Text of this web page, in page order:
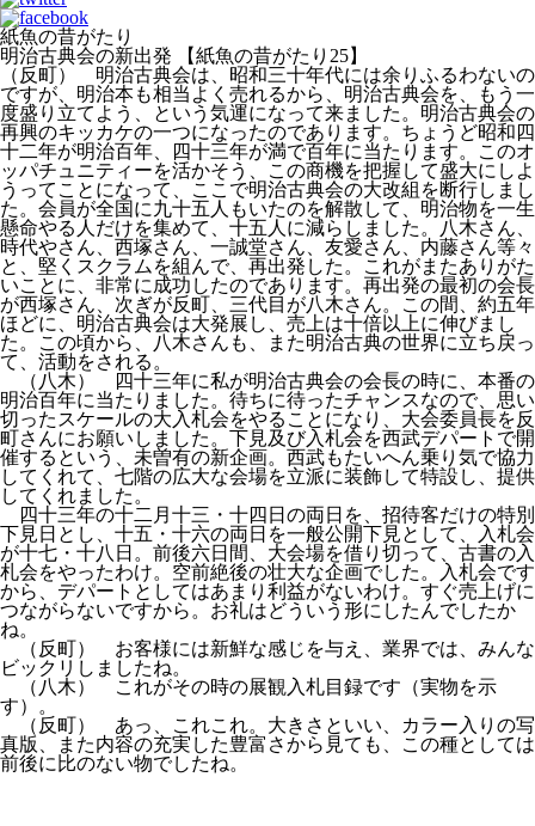
紙魚の昔がたり
明治古典会の新出発 【紙魚の昔がたり25】
（反町） 明治古典会は、昭和三十年代には余りふるわないの
ですが、明治本も相当よく売れるから、明治古典会を、もう一
度盛り立てよう、という気運になって来ました。明治古典会の
再興のキッカケの一つになったのであります。ちょうど昭和四
十二年が明治百年、四十三年が満で百年に当たります。このオ
ッパチュニティーを活かそう、この商機を把握して盛大にしよ
うってことになって、ここで明治古典会の大改組を断行しまし
た。会員が全国に九十五人もいたのを解散して、明治物を一生
懸命やる人だけを集めて、十五人に減らしました。八木さん、
時代やさん、西塚さん、一誠堂さん、友愛さん、内藤さん等々
と、堅くスクラムを組んで、再出発した。これがまたありがた
いことに、非常に成功したのであります。再出発の最初の会長
が西塚さん、次ぎが反町、三代目が八木さん。この間、約五年
ほどに、明治古典会は大発展し、売上は十倍以上に伸びまし
た。この頃から、八木さんも、また明治古典の世界に立ち戻っ
て、活動をされる。
（八木） 四十三年に私が明治古典会の会長の時に、本番の
明治百年に当たりました。待ちに待ったチャンスなので、思い
切ったスケールの大入札会をやることになり、大会委員長を反
町さんにお願いしました。下見及び入札会を西武デパートで開
催するという、未曽有の新企画。西武もたいへん乗り気で協力
してくれて、七階の広大な会場を立派に装飾して特設し、提供
してくれました。
四十三年の十二月十三・十四日の両日を、招待客だけの特別
下見日とし、十五・十六の両日を一般公開下見として、入札会
が十七・十八日。前後六日間、大会場を借り切って、古書の入
札会をやったわけ。空前絶後の壮大な企画でした。入札会です
から、デパートとしてはあまり利益がないわけ。すぐ売上げに
つながらないですから。お礼はどういう形にしたんでしたか
ね。
（反町） お客様には新鮮な感じを与え、業界では、みんな
ビックリしましたね。
（八木） これがその時の展観入札目録です（実物を示
す）。
（反町） あっ、これこれ。大きさといい、カラー入りの写
真版、また内容の充実した豊富さから見ても、この種としては
前後に比のない物でしたね。